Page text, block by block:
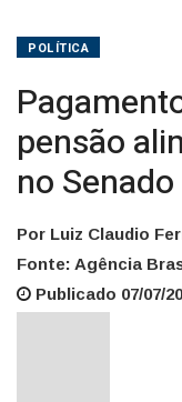
POLÍTICA
pensão
no Senado
Por Luiz Claudio
Fonte: Agência
Publicado 07/07/